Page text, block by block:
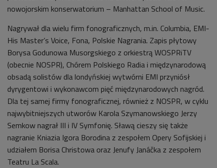
nowojorskim konserwatorium – Manhattan School of Music.
Nagrywał dla wielu firm fonograficznych, m.in. Columbia, EMI-
His Master’s Voice, Fona, Polskie Nagrania. Zapis płytowy
Borysa Godunowa Musorgskiego z orkiestrą WOSPRiTV
(obecnie NOSPR), Chórem Polskiego Radia i międzynarodową
obsadą solistów dla londyńskiej wytwórni EMI przyniósł
dyrygentowi i wykonawcom pięć międzynarodowych nagród.
Dla tej samej firmy fonograficznej, również z NOSPR, w cyklu
najwybitniejszych utworów Karola Szymanowskiego Jerzy
Semkow nagrał III i IV Symfonię. Sławą cieszy się także
nagranie Kniazia Igora Borodina z zespołem Opery Sofijskiej i
udziałem Borisa Christowa oraz Jenufy Janáčka z zespołem
Teatru La Scala.